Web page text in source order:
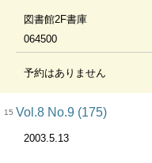
図書館2F書庫
064500
予約はありません
15 Vol.8 No.9 (175)
2003.5.13